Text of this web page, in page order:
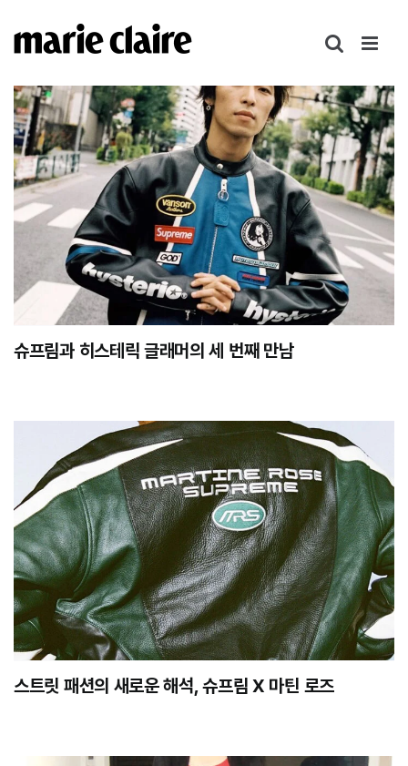
텐
로
건
너
뛰
기
슈프림과 히스테릭 글래머의 세 번째 만남
스트릿 패션의 새로운 해석, 슈프림 X 마틴 로즈